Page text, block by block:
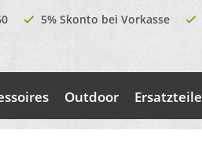
5% Skonto bei Vorkasse
Outdoor Ersatzteile